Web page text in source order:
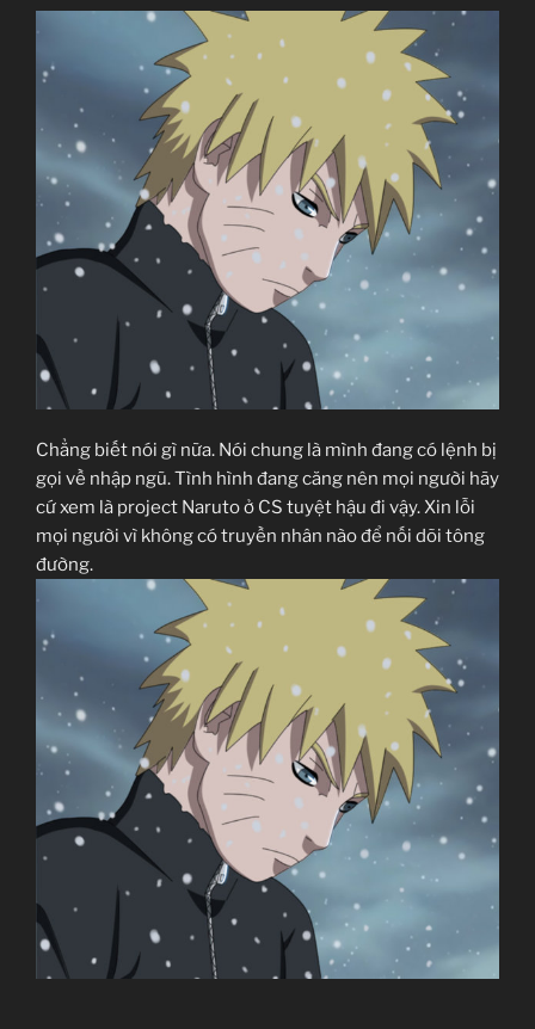
Chẳng biết nói gì nữa. Nói chung là mình đang có lệnh bị
gọi về nhập ngũ. Tình hình đang căng nên mọi người hãy
cứ xem là project Naruto ở CS tuyệt hậu đi vậy. Xin lỗi
mọi người vì không có truyền nhân nào để nối dõi tông
đường.